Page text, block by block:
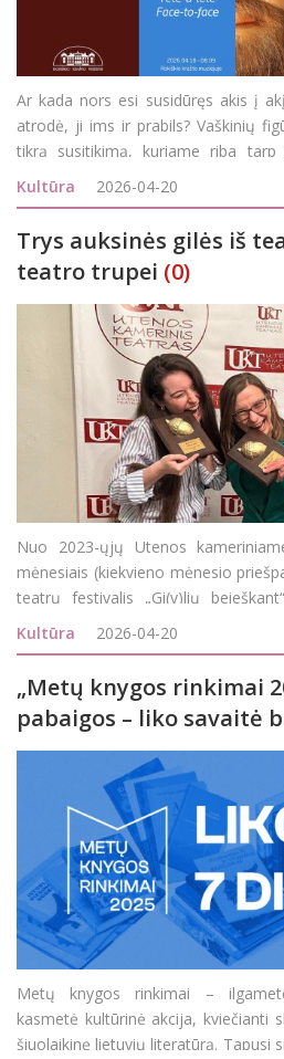
Ar kada nors esi susidūręs akis į
atrodė, ji ims ir prabils? Vaškinių
tikrą susitikimą, kuriame riba tarp
išnyksta. Čia žvilgsniai seka,
Kultūra 2026-04-20
Trys auksinės gilės iš
teatro trupei (0)
Nuo 2023-ųjų Utenos
mėnesiais (kiekvieno mėnesio
teatrų festivalis „Gi(y)lių
neprofesinių Lietuvos teatrų
Kultūra 2026-04-20
„Metų knygos rinkimai
pabaigos – liko savaitė
Metų knygos rinkimai –
kasmetė kultūrinė akcija, kviečianti
šiuolaikinę lietuvių literatūrą. Tapusi